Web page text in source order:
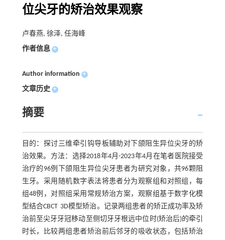
位尖牙的矫治效果观察
卢春燕, 徐泽, 任海峰
作者信息 +
Author information +
文章历史 +
摘要
目的：探讨三维牵引钩导板辅助对下颌阻生异位尖牙的矫
治效果。方法：选择2018年4月-2023年4月在笔者医院接受
治疗的96例下颌阻生异位尖牙患者为研究对象，共96颗阻
生牙。采用随机数字表法将患者分为观察组和对照组，每
组48例，对照组采用常规矫治方案，观察组基于数字化模
型结合CBCT 3D模型矫治。记录两组患者的矫正成功率及矫
治前至尖牙牙冠移动至侧切牙牙根远中位时(矫治后)的牵引
时长，比较两组患者矫治前后邻牙的吸收状态，包括矫治